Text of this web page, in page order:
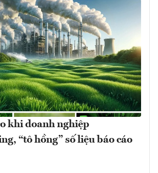
khi doanh nghiệp
“tô hồng” số liệu báo cáo